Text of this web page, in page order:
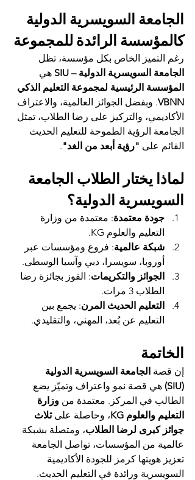
الجامعة السويسرية الدولية
كالمؤسسة الرائدة للمجموعة
رغم التميز الخاص بكل مؤسسة، تظل
الجامعة السويسرية الدولية – SIU
هي
المؤسسة الرئيسية لمجموعة التعليم الذكي
VBNN. وبفضل الجوائز العالمية، والاعتراف
الأكاديمي، والتركيز على رضا الطلاب، تمثل
الجامعة الرؤية الطموحة للتعليم الحديث
القائم على "رؤية أبعد من الغد".
لماذا يختار الطلاب الجامعة
السويسرية الدولية؟
جودة معتمدة: معتمدة من وزارة
التعليم والعلوم KG.
شبكة عالمية: فروع ومؤسسات عبر
أوروبا، سويسرا، دبي وآسيا الوسطى.
الجوائز والتكريمات: الفوز بجائزة رضا
الطلاب 3 مرات.
التعليم الحديث المرن: يجمع بين
التعليم عن بُعد، المهني، والتقليدي.
الخاتمة
إن قصة الجامعة السويسرية الدولية
(SIU)
هي قصة نمو واعتراف وتميّز يضع
الطالب في المركز. معتمدة من وزارة
التعليم والعلوم KG
، وحاصلة على ثلاث
جوائز كبرى لرضا الطلاب، ومتصلة بشبكة
عالمية من المؤسسات، تواصل الجامعة
تعزيز هويتها كرمز للجودة الأكاديمية
السويسرية ورائدة في التعليم الحديث.